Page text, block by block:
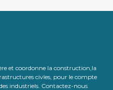
et coordonne la construction,la
civles, pour le compte
industriels. Contactez-nous